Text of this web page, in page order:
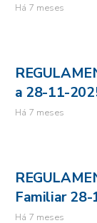
Há 7 meses
a 28-11-
Há 7 meses
Familiar
Há 7 meses